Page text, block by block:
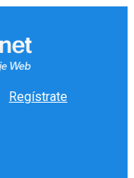
Regístrate